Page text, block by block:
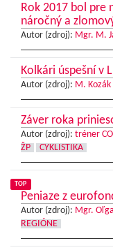
Rok 2017 bol pre
náročný a
Autor (zdroj): Mgr. M.
Kolkári úspešní v
Autor (zdroj): M. Kozák
Záver roka
Autor (zdroj): tréner CO
ŽP
CYKLISTIKA
TOP
Peniaze z
Autor (zdroj): Mgr.
REGIÓNE